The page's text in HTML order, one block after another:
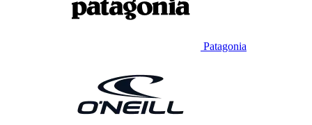
Patagonia